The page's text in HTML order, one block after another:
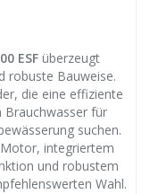
ESF überzeugt
robuste Bauweise.
die eine effiziente
Brauchwasser für
suchen.
integriertem
und robustem
Wahl.